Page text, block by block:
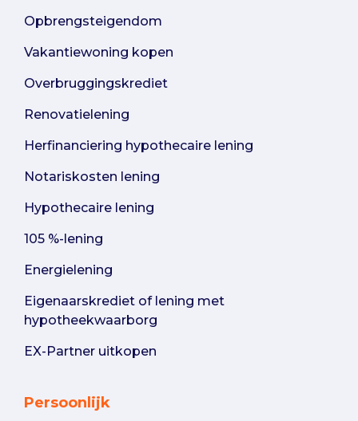
Opbrengsteigendom
Vakantiewoning kopen
Overbruggingskrediet
Renovatielening
Herfinanciering hypothecaire lening
Notariskosten lening
Hypothecaire lening
105 %-lening
Energielening
Eigenaarskrediet of lening met
hypotheekwaarborg
EX-Partner uitkopen
Persoonlijk